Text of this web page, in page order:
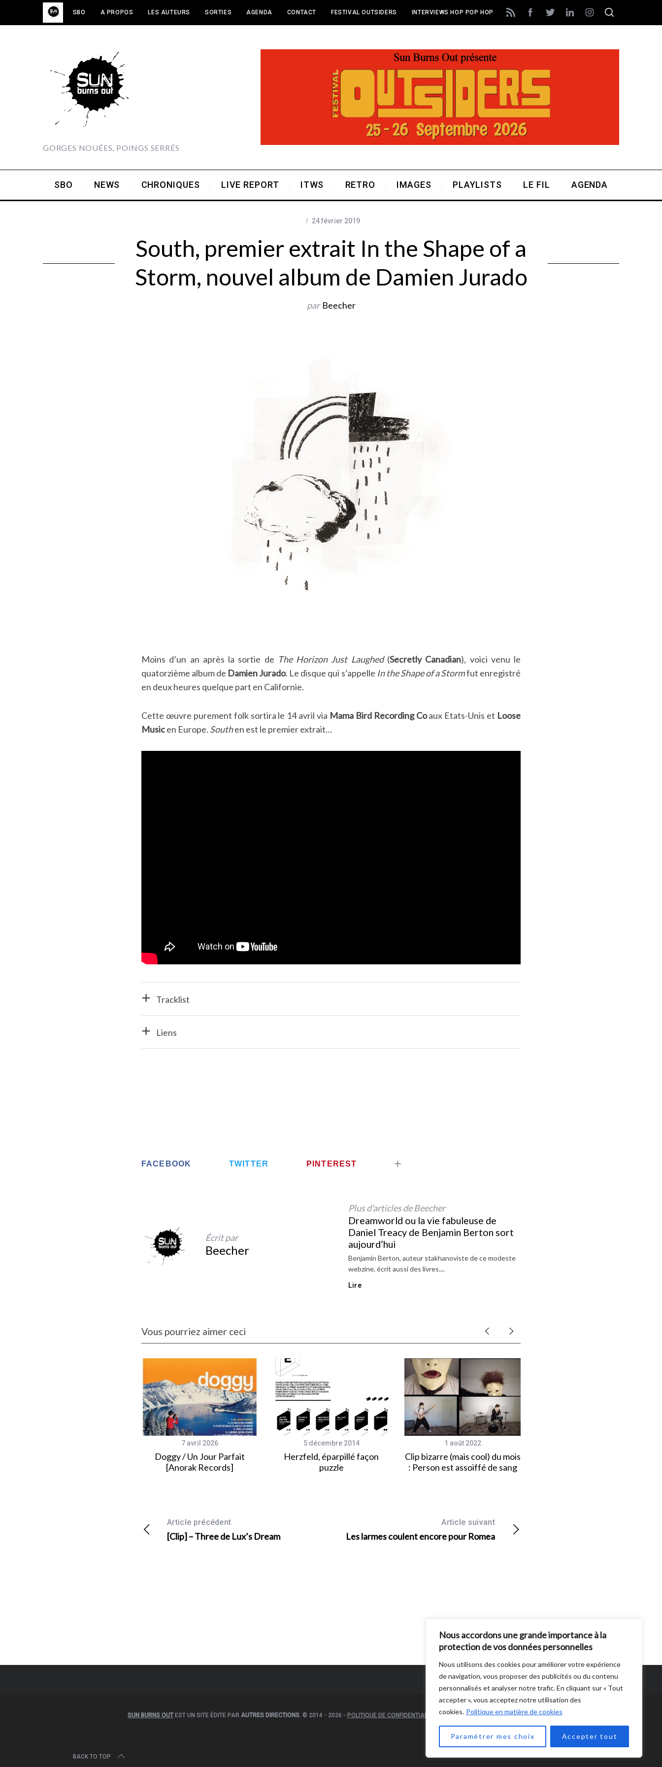
Nous accordons une grande importance à la
protection de vos données personnelles
Nous utilisons des cookies pour améliorer votre expérience
de navigation, vous proposer des publicités ou du contenu
personnalisés et analyser notre trafic. En cliquant sur « Tout
accepter », vous acceptez notre utilisation des
cookies. Politique en matière de cookies
Paramétrer mes choix Accepter tout
SBO A PROPOS LES AUTEURS SORTIES AGENDA CONTACT FESTIVAL OUTSIDERS INTERVIEWS HOP POP HOP
GORGES NOUÉES, POINGS SERRÉS
SBO NEWS CHRONIQUES LIVE REPORT ITWS RETRO IMAGES PLAYLISTS LE FIL AGENDA
24 février 2019
South, premier extrait In the Shape of a
Storm, nouvel album de Damien Jurado
par Beecher
Moins d’un an après la sortie de The Horizon Just Laughed(Secretly Canadian), voici venu le
quatorzième album de Damien Jurado. Le disque qui s’appelle In the Shape of a Stormfut enregistré
en deux heures quelque part en Californie.
Cette œuvre purement folk sortira le 14 avril via Mama Bird Recording Coaux Etats-Unis et Loose
Musicen Europe. Southen est le premier extrait…
Tracklist
Liens
FACEBOOK TWITTER PINTEREST
Écrit par
Beecher
Plus d'articles de Beecher
Dreamworld ou la vie fabuleuse de
Daniel Treacy de Benjamin Berton sort
aujourd’hui
Benjamin Berton, auteur stakhanoviste de ce modeste
webzine, écrit aussi des livres....
Lire
Vous pourriez aimer ceci
7 avril 2026
Doggy / Un Jour Parfait
[Anorak Records]
5 décembre 2014
Herzfeld, éparpillé façon
puzzle
1 août 2022
Clip bizarre (mais cool) du mois
: Person est assoiffé de sang
Article précédent
[Clip] – Three de Lux’s Dream
Article suivant
Les larmes coulent encore pour Romea
SUN BURNS OUTEST UN SITE ÉDITE PAR AUTRES DIRECTIONS. © 2014 - 2026 - POLITIQUE DE CONFIDENTIALITÉ
BACK TO TOP